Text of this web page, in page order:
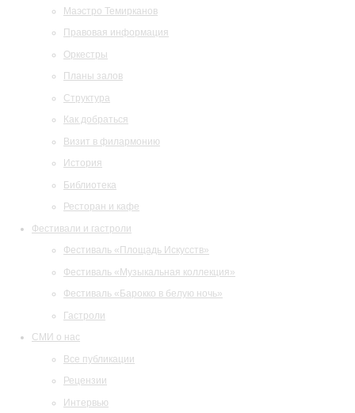
Маэстро Темирканов
Правовая информация
Оркестры
Планы залов
Структура
Как добраться
Визит в филармонию
История
Библиотека
Ресторан и кафе
Фестивали и гастроли
Фестиваль «Площадь Искусств»
Фестиваль «Музыкальная коллекция»
Фестиваль «Барокко в белую ночь»
Гастроли
СМИ о нас
Все публикации
Рецензии
Интервью